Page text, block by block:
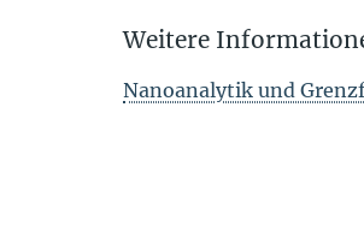
Weitere
Nanoanalytik und